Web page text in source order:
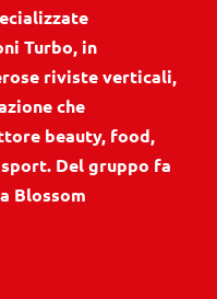
Turbo, in
riviste verticali,
che
beauty, food,
Del gruppo fa
Blossom